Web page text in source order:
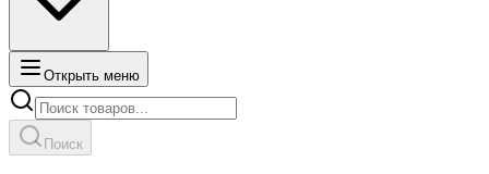
Открыть меню
Поиск